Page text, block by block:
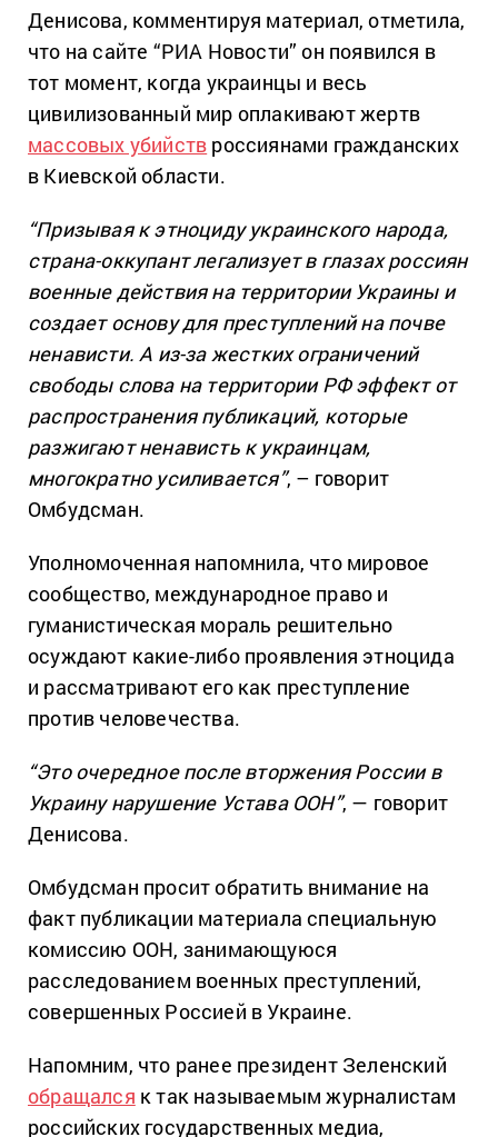
Денисова, комментируя материал, отметила,
что на сайте “РИА Новости” он появился в
тот момент, когда украинцы и весь
цивилизованный мир оплакивают жертв
массовых убийств россиянами гражданских
в Киевской области.
“Призывая к этноциду украинского народа,
страна-оккупант легализует в глазах россиян
военные действия на территории Украины и
создает основу для преступлений на почве
ненависти. А из-за жестких ограничений
свободы слова на территории РФ эффект от
распространения публикаций, которые
разжигают ненависть к украинцам,
многократно усиливается”, – говорит
Омбудсман.
Уполномоченная напомнила, что мировое
сообщество, международное право и
гуманистическая мораль решительно
осуждают какие-либо проявления этноцида
и рассматривают его как преступление
против человечества.
“Это очередное после вторжения России в
Украину нарушение Устава ООН”, — говорит
Денисова.
Омбудсман просит обратить внимание на
факт публикации материала специальную
комиссию ООН, занимающуюся
расследованием военных преступлений,
совершенных Россией в Украине.
Напомним, что ранее президент Зеленский
обращался к так называемым журналистам
российских государственных медиа,